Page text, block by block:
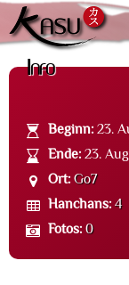
Info
Beginn: 23.
Ende: 23.
Ort: Go7
Hanchans: 4
Fotos: 0